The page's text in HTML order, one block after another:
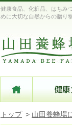
健康食品、化粧品、はちみ
めに大切な自然からの贈り
トップ > 山田養蜂場